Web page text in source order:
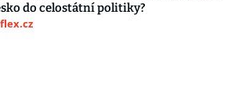
do celostátní politiky?